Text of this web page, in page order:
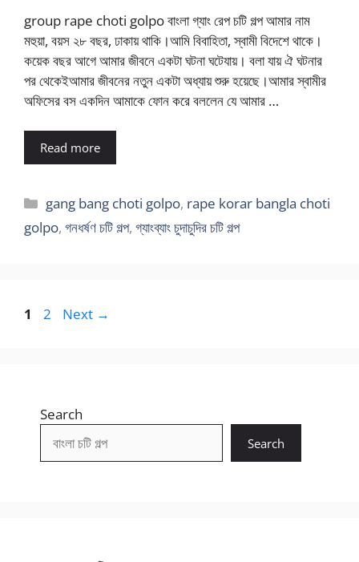
group rape choti golpo বাংলা গ্যাং রেপ চটি গল্প আমার নাম
মহুয়া, বয়স ২৮ বছর, ঢাকায় থাকি।আমি বিবাহিতা, স্বামী বিদেশে থাকে।
কয়েক বছর আগে আমার জীবনে একটা ঘটনা ঘটেযায়। বলা যায় ঐ ঘটনার
পর থেকেইআমার জীবনের নতুন একটা অধ্যায় শুরু হয়েছে।আমার স্বামীর
অফিসের বস একদিন আমাকে ফোন করে বললেন যে আমার …
Read more
Categories
gang bang choti golpo, rape korar bangla choti
golpo, গনধর্ষণ চটি গল্প, গ্যাংব্যাং চুদাচুদির চটি গল্প
Page
1 Page
2 Next →
Search
Search